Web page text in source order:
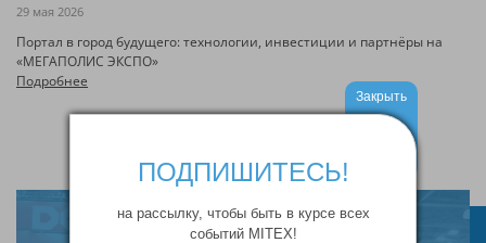
ПОДПИШИТЕСЬ!
на рассылку, чтобы быть в курсе всех
событий MITEX!
Закрыть
29 мая 2026
Портал в город будущего: технологии, инвестиции и партнёры на
«МЕГАПОЛИС ЭКСПО»
Подробнее